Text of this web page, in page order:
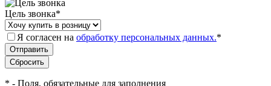
Цель звонка*
Я согласен на обработку персональных данных.*
* - Поля, обязательные для заполнения